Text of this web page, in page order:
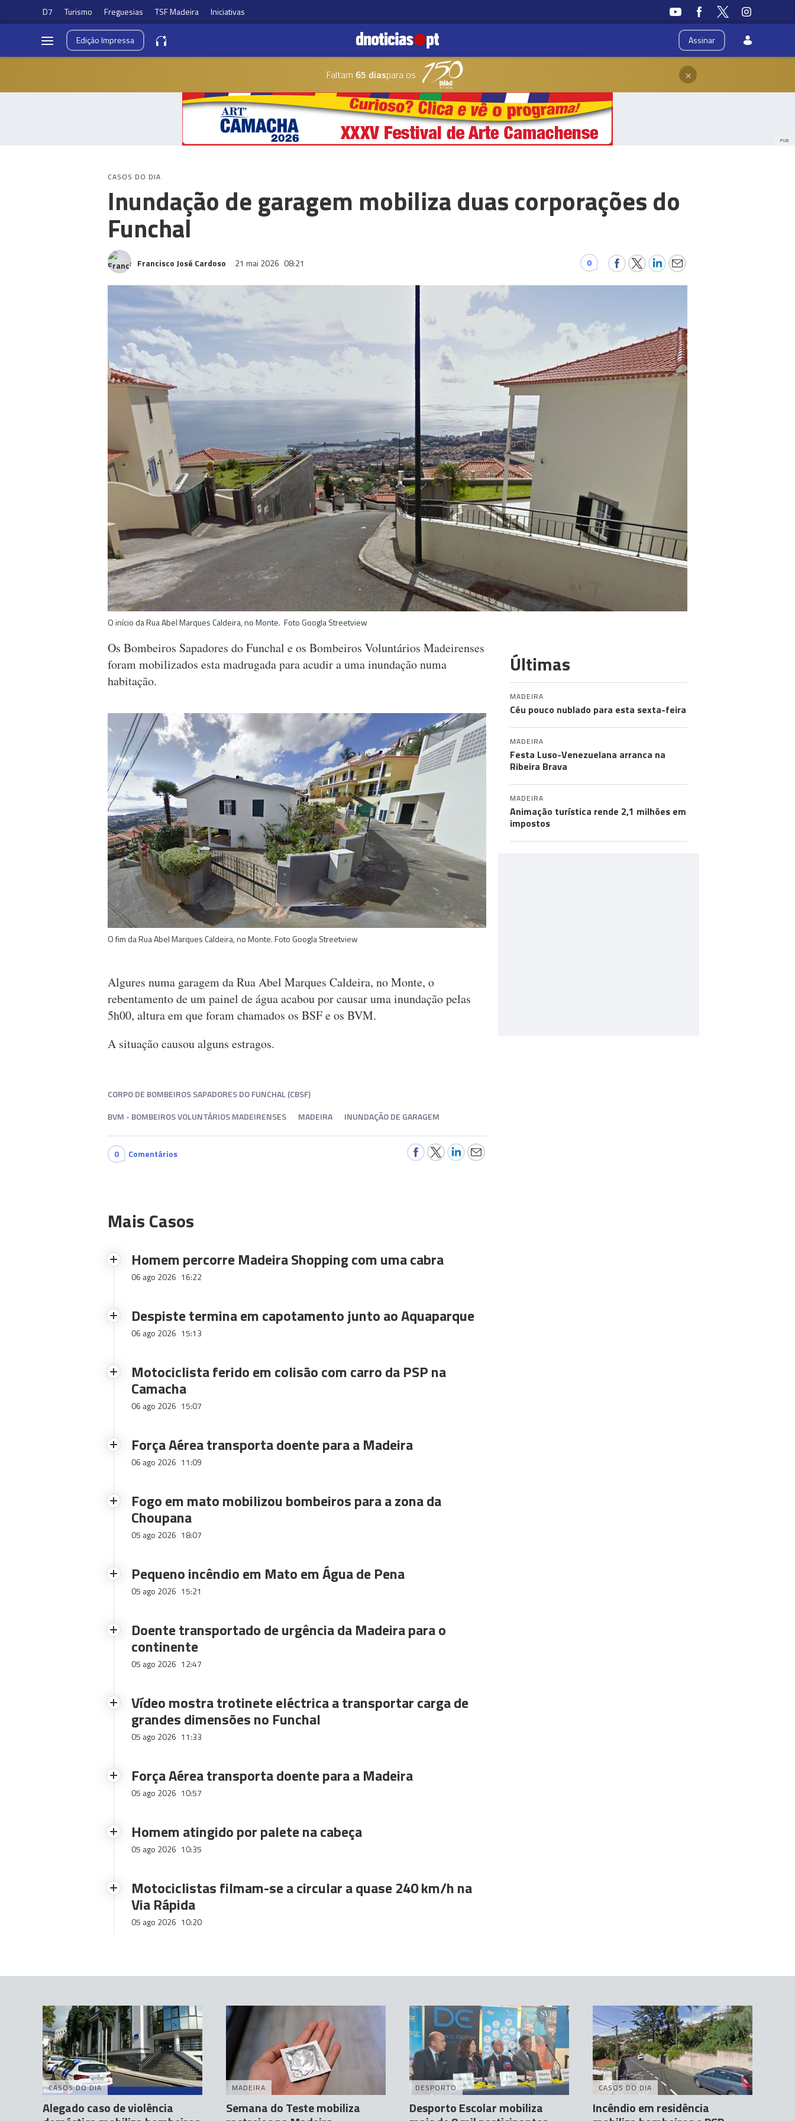
D7 Turismo Freguesias TSF Madeira Iniciativas
Assinar
EdiçãoImpressa
Faltam 65 diaspara os ×
PUB
CASOS DO DIA
Inundação de garagem mobiliza duas corporações do
Funchal
Francisco José Cardoso 21 mai 2026 08:21 0
O início da Rua Abel Marques Caldeira, no Monte. Foto Googla Streetview
Os Bombeiros Sapadores do Funchal e os Bombeiros Voluntários Madeirenses
foram mobilizados esta madrugada para acudir a uma inundação numa
habitação.
O fim da Rua Abel Marques Caldeira, no Monte. Foto Googla Streetview
Algures numa garagem da Rua Abel Marques Caldeira, no Monte, o
rebentamento de um painel de água acabou por causar uma inundação pelas
5h00, altura em que foram chamados os BSF e os BVM.
A situação causou alguns estragos.
CORPO DE BOMBEIROS SAPADORES DO FUNCHAL (CBSF)
BVM - BOMBEIROS VOLUNTÁRIOS MADEIRENSES
MADEIRA INUNDAÇÃO DE GARAGEM
0 Comentários
Mais Casos
Homem percorre Madeira Shopping com uma cabra
06 ago 2026 16:22
Despiste termina em capotamento junto ao Aquaparque
06 ago 2026 15:13
Motociclista ferido em colisão com carro da PSP na
Camacha
06 ago 2026 15:07
Força Aérea transporta doente para a Madeira
06 ago 2026 11:09
Fogo em mato mobilizou bombeiros para a zona da
Choupana
05 ago 2026 18:07
Pequeno incêndio em Mato em Água de Pena
05 ago 2026 15:21
Doente transportado de urgência da Madeira para o
continente
05 ago 2026 12:47
Vídeo mostra trotinete eléctrica a transportar carga de
grandes dimensões no Funchal
05 ago 2026 11:33
Força Aérea transporta doente para a Madeira
05 ago 2026 10:57
Homem atingido por palete na cabeça
05 ago 2026 10:35
Motociclistas filmam-se a circular a quase 240 km/h na
Via Rápida
05 ago 2026 10:20
Últimas
MADEIRA
Céu pouco nublado para esta sexta-feira
MADEIRA
Festa Luso-Venezuelana arranca na
Ribeira Brava
MADEIRA
Animação turística rende 2,1 milhões em
impostos
CASOS DO DIA
Alegado caso de violência
MADEIRA
Semana do Teste mobiliza
DESPORTO
Desporto Escolar mobiliza
CASOS DO DIA
Incêndio em residência